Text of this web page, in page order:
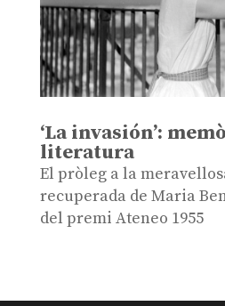
‘La invasión’:
literatura
El pròleg a la
recuperada de Maria
del premi Ateneo 1955